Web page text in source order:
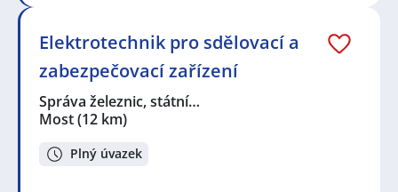
Elektrotechnik pro sdělovací a
zabezpečovací zařízení
Správa železnic, státní…
Most(12 km)
Plný úvazek